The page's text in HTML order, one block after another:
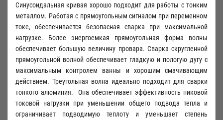
Синусоидальная кривая хорошо подходит для работы с тонким
металлом. Работая с прямоугольным сигналом при переменном
токе, обеспечивается безопасная сварка при максимальной
нагрузке. Более энергоемкая прямоугольная форма волны
обеспечивает большую величину провара. Сварка скругленной
прямоугольной волной обеспечивает гладкую и пологую дугу с
максимальным контролем ванны и хорошим смачивающим
действием. Треугольная волна идеально подходит для сварки
тонкого алюминия. Она обеспечивает эффективность пиковой
токовой нагрузки при уменьшении общего подвода тепла и
ограничивает подводимую теплоту и уменьшает степень